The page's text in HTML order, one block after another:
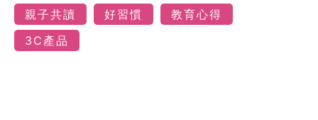
親子共讀
好習慣
教育心得
3C產品